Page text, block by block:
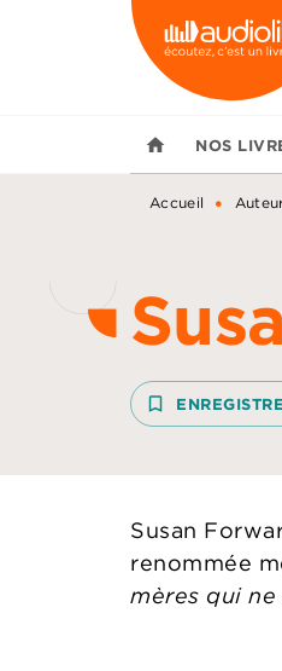
MENU
home NOS
Accueil •
bookmark_border
Susan
renommée
mères qui